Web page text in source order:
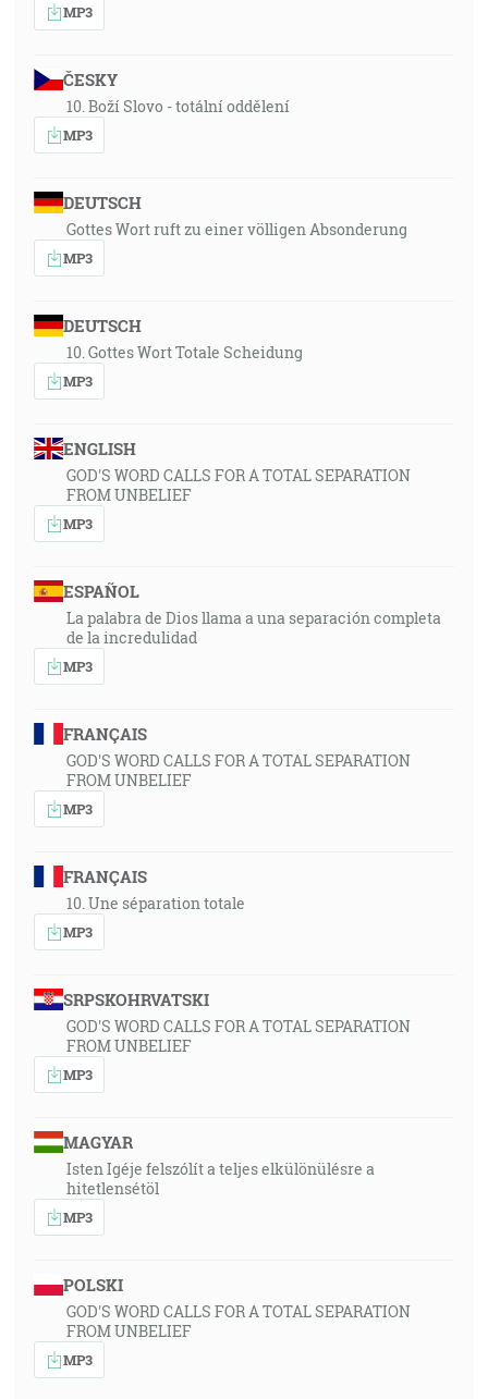
MP3
ČESKY
10. Boží Slovo - totální oddělení
MP3
DEUTSCH
Gottes Wort ruft zu einer völligen Absonderung
MP3
DEUTSCH
10. Gottes Wort Totale Scheidung
MP3
ENGLISH
GOD'S WORD CALLS FOR A TOTAL SEPARATION
FROM UNBELIEF
MP3
ESPAÑOL
La palabra de Dios llama a una separación completa
de la incredulidad
MP3
FRANÇAIS
GOD'S WORD CALLS FOR A TOTAL SEPARATION
FROM UNBELIEF
MP3
FRANÇAIS
10. Une séparation totale
MP3
SRPSKOHRVATSKI
GOD'S WORD CALLS FOR A TOTAL SEPARATION
FROM UNBELIEF
MP3
MAGYAR
Isten Igéje felszólít a teljes elkülönülésre a
hitetlensétöl
MP3
POLSKI
GOD'S WORD CALLS FOR A TOTAL SEPARATION
FROM UNBELIEF
MP3